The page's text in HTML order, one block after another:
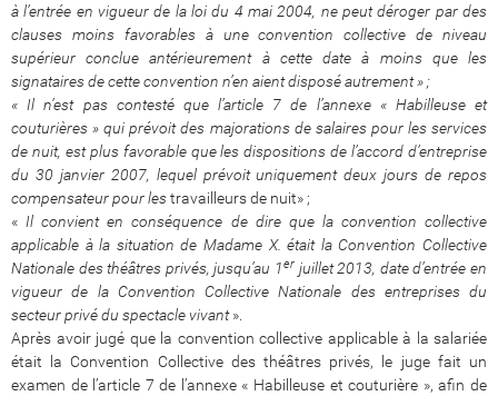
à l’entrée en vigueur de la loi du 4 mai 2004, ne peut déroger par des
clauses moins favorables à une convention collective de niveau
supérieur conclue antérieurement à cette date à moins que les
signataires de cette convention n’en aient disposé autrement » ;
« Il n’est pas contesté que l’article 7 de l’annexe « Habilleuse et
couturières » qui prévoit des majorations de salaires pour les services
de nuit, est plus favorable que les dispositions de l’accord d’entreprise
du 30 janvier 2007, lequel prévoit uniquement deux jours de repos
compensateur pour lestravailleurs de nuit» ;
« Il convient en conséquence de dire que la convention collective
applicable à la situation de Madame X. était la Convention Collective
Nationale des théâtres privés, jusqu’au 1er juillet 2013, date d’entrée en
vigueur de la Convention Collective Nationale des entreprises du
secteur privé du spectacle vivant».
Après avoir jugé que la convention collective applicable à la salariée
était la Convention Collective des théâtres privés, le juge fait un
examen de l’article 7 de l’annexe « Habilleuse et couturière », afin de